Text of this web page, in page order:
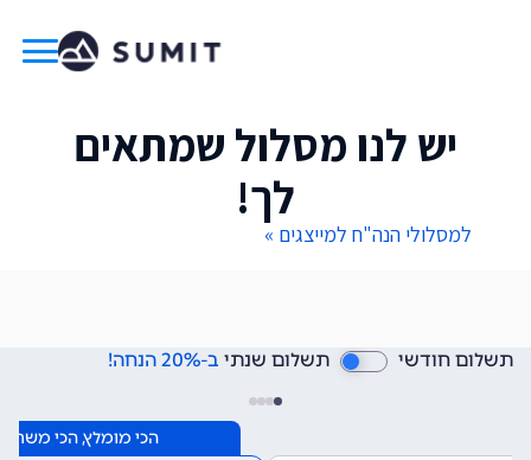
יש לנו מסלול שמתאים
לך!
למסלולי הנה"ח למייצגים »